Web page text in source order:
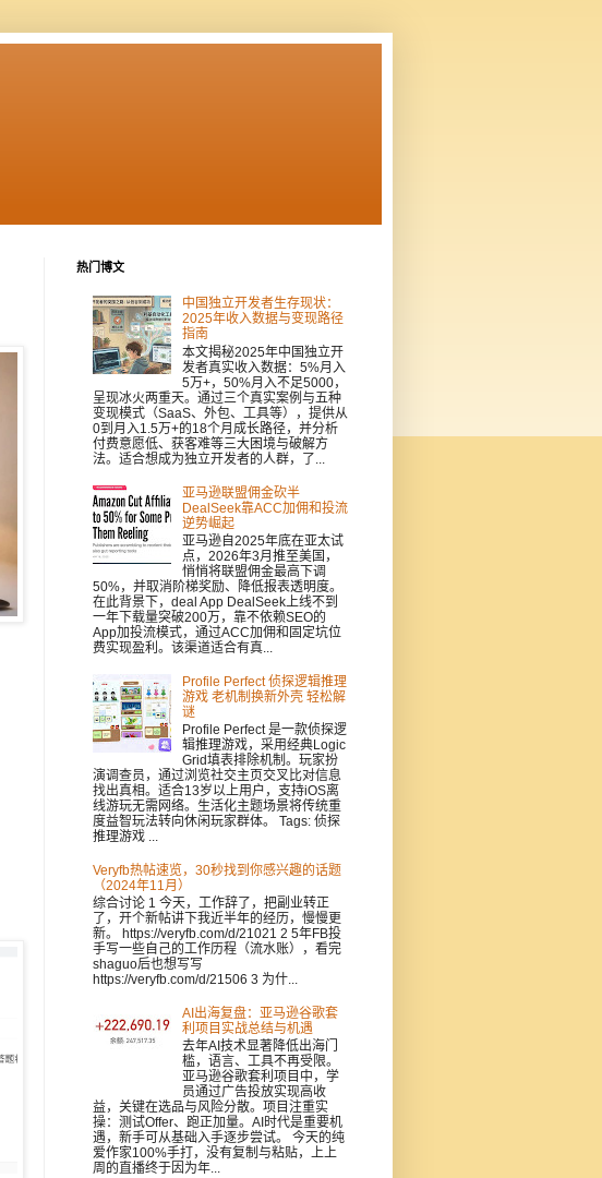
热门博文
中国独立开发者生存现状：
2025年收入数据与变现路径
指南
本文揭秘2025年中国独立开
发者真实收入数据：5%月入
5万+，50%月入不足5000，
呈现冰火两重天。通过三个真实案例与五种
变现模式（SaaS、外包、工具等），提供从
0到月入1.5万+的18个月成长路径，并分析
付费意愿低、获客难等三大困境与破解方
法。适合想成为独立开发者的人群，了...
亚马逊联盟佣金砍半
DealSeek靠ACC加佣和投流
逆势崛起
亚马逊自2025年底在亚太试
点，2026年3月推至美国，
悄悄将联盟佣金最高下调
50%，并取消阶梯奖励、降低报表透明度。
在此背景下，deal App DealSeek上线不到
一年下载量突破200万，靠不依赖SEO的
App加投流模式，通过ACC加佣和固定坑位
费实现盈利。该渠道适合有真...
Profile Perfect 侦探逻辑推理
游戏 老机制换新外壳 轻松解
谜
Profile Perfect 是一款侦探逻
辑推理游戏，采用经典Logic
Grid填表排除机制。玩家扮
演调查员，通过浏览社交主页交叉比对信息
找出真相。适合13岁以上用户，支持iOS离
线游玩无需网络。生活化主题场景将传统重
度益智玩法转向休闲玩家群体。 Tags: 侦探
推理游戏 ...
Veryfb热帖速览，30秒找到你感兴趣的话题
（2024年11月）
综合讨论 1 今天，工作辞了，把副业转正
了，开个新帖讲下我近半年的经历，慢慢更
新。 https://veryfb.com/d/21021 2 5年FB投
手写一些自己的工作历程（流水账），看完
shaguo后也想写写
https://veryfb.com/d/21506 3 为什...
AI出海复盘：亚马逊谷歌套
利项目实战总结与机遇
去年AI技术显著降低出海门
槛，语言、工具不再受限。
亚马逊谷歌套利项目中，学
员通过广告投放实现高收
益，关键在选品与风险分散。项目注重实
操：测试Offer、跑正加量。AI时代是重要机
遇，新手可从基础入手逐步尝试。 今天的纯
爱作家100%手打，没有复制与粘贴，上上
周的直播终于因为年...